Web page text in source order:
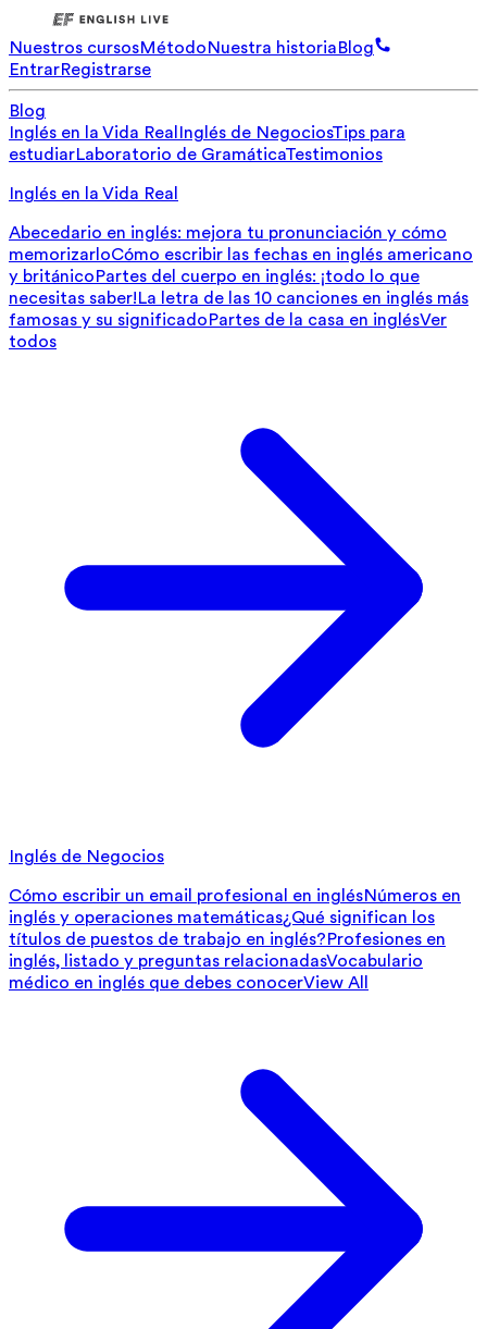
Nuestros cursosMétodoNuestra historiaBlog
EntrarRegistrarse
Blog
Inglés en la Vida Real Inglés de NegociosTips para
estudiarLaboratorio de GramáticaTestimonios
Inglés en la Vida Real
Abecedario en inglés: mejora tu pronunciación y cómo
memorizarloCómo escribir las fechas en inglés americano
y británicoPartes del cuerpo en inglés: ¡todo lo que
necesitas saber!La letra de las 10 canciones en inglés más
famosas y su significadoPartes de la casa en inglésVer
todos
Inglés de Negocios
Cómo escribir un email profesional en inglésNúmeros en
inglés y operaciones matemáticas¿Qué significan los
títulos de puestos de trabajo en inglés?Profesiones en
inglés, listado y preguntas relacionadasVocabulario
médico en inglés que debes conocerView All